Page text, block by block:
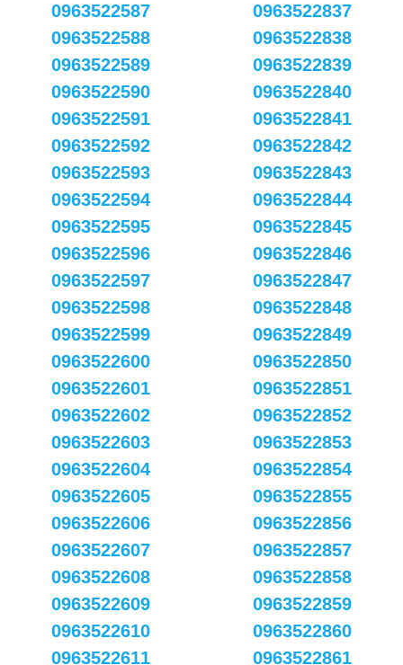
0963522587
0963522588
0963522589
0963522590
0963522591
0963522592
0963522593
0963522594
0963522595
0963522596
0963522597
0963522598
0963522599
0963522600
0963522601
0963522602
0963522603
0963522604
0963522605
0963522606
0963522607
0963522608
0963522609
0963522610
0963522611
0963522837
0963522838
0963522839
0963522840
0963522841
0963522842
0963522843
0963522844
0963522845
0963522846
0963522847
0963522848
0963522849
0963522850
0963522851
0963522852
0963522853
0963522854
0963522855
0963522856
0963522857
0963522858
0963522859
0963522860
0963522861